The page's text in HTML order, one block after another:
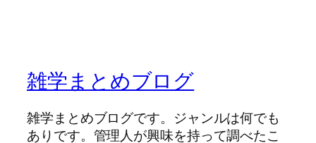
雑学まとめブログ
雑学まとめブログです。ジャンルは何でも
ありです。管理人が興味を持って調べたこ